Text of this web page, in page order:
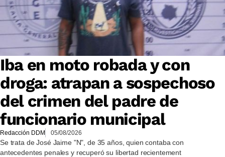
Iba en moto robada y con
droga: atrapan a sospechoso
del crimen del padre de
funcionario municipal
Redacción DDM 05/08/2026
Se trata de José Jaime "N", de 35 años, quien contaba con
antecedentes penales y recuperó su libertad recientement